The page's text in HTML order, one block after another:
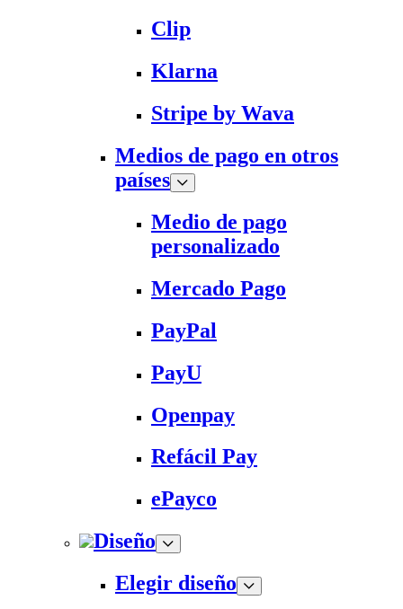
Clip
Klarna
Stripe by Wava
Medios de pago en otros
países
Medio de pago
personalizado
Mercado Pago
PayPal
PayU
Openpay
Refácil Pay
ePayco
Diseño
Elegir diseño